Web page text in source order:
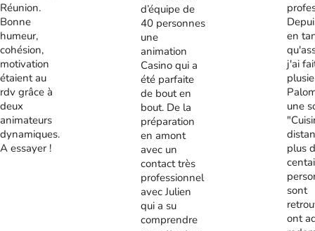
Réunion.
Bonne
humeur,
cohésion,
motivation
étaient au
rdv grâce à
deux
animateurs
dynamiques.
A essayer !
d’équipe de
40 personnes
une
animation
Casino qui a
été parfaite
de bout en
bout. De la
préparation
en amont
avec un
contact très
professionnel
avec Julien
qui a su
comprendre
en
j'ai
une
plus
sont
ont